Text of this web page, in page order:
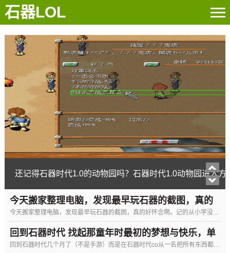
石器LOL
还记得石器时代1.0的动物园吗？石器时代1.0动物园进入方
今天搬家整理电脑，发现最早玩石器的截图，真的
好怀念啊。
今天搬家整理电脑，发现最早玩石器的截图，真的好怀念啊。记的从小学没毕业就开始玩石器一个网吧都是玩石器的当时...
回到石器时代 找起那童年时最初的梦想与快乐，单
纯的热
回到石器时代几个月了（不是手游）而是在石器时代co从一名把所有东西都忘记的新人到现在可以己所能及帮助他人的一名小玩家历经...